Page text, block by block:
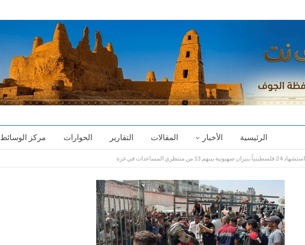
الرئيسية الأخبار المقالات التقارير الحوارات مركز الوسائط
استشهاد 24 فلسطينياً بنيران صهيونية بينهم 13 من منتظري المساعدات في غزة